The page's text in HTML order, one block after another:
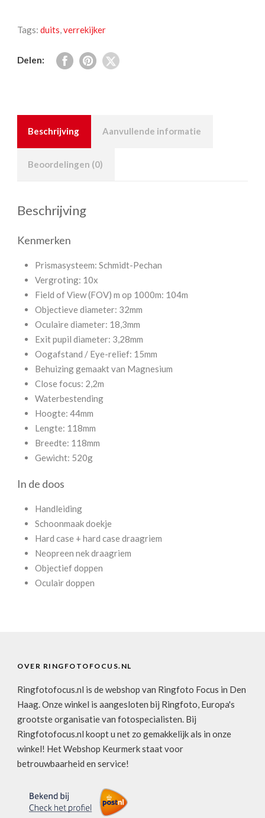
Tags: duits,verrekijker
Delen:
Beschrijving Aanvullende informatie
Beoordelingen (0)
Beschrijving
Kenmerken
Prismasysteem: Schmidt-Pechan
Vergroting: 10x
Field of View (FOV) m op 1000m: 104m
Objectieve diameter: 32mm
Oculaire diameter: 18,3mm
Exit pupil diameter: 3,28mm
Oogafstand / Eye-relief: 15mm
Behuizing gemaakt van Magnesium
Close focus: 2,2m
Waterbestending
Hoogte: 44mm
Lengte: 118mm
Breedte: 118mm
Gewicht: 520g
In de doos
Handleiding
Schoonmaak doekje
Hard case + hard case draagriem
Neopreen nek draagriem
Objectief doppen
Oculair doppen
OVER RINGFOTOFOCUS.NL
Ringfotofocus.nl is de webshop van Ringfoto Focus in Den
Haag. Onze winkel is aangesloten bij Ringfoto, Europa's
grootste organisatie van fotospecialisten. Bij
Ringfotofocus.nl koopt u net zo gemakkelijk als in onze
winkel! Het Webshop Keurmerk staat voor
betrouwbaarheid en service!